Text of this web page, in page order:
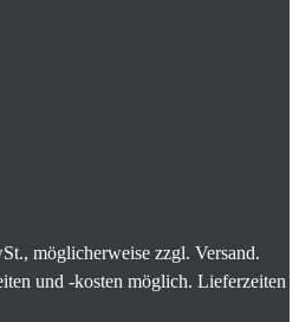
möglicherweise zzgl. Versand.
und -kosten möglich. Lieferzeiten